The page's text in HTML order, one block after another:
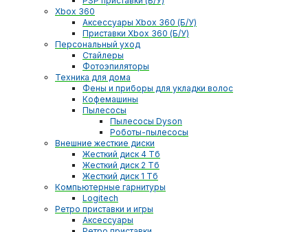
Xbox 360
Аксессуары Xbox 360 (Б/У)
Приставки Xbox 360 (Б/У)
Персональный уход
Стайлеры
Фотоэпиляторы
Техника для дома
Фены и приборы для укладки волос
Кофемашины
Пылесосы
Пылесосы Dyson
Роботы-пылесосы
Внешние жесткие диски
Жесткий диск 4 Тб
Жесткий диск 2 Тб
Жесткий диск 1 Тб
Компьютерные гарнитуры
Logitech
Ретро приставки и игры
Аксессуары